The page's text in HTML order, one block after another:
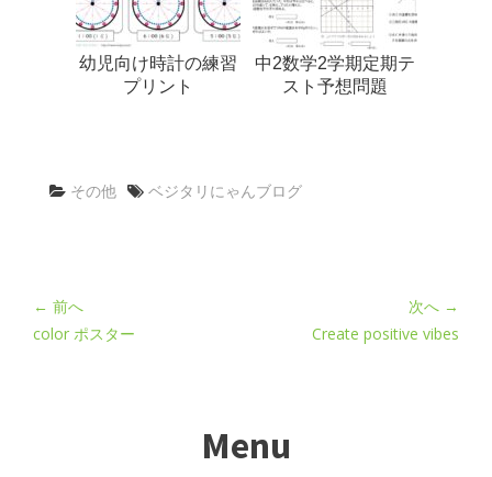
幼児向け時計の練習
プリント
中2数学2学期定期テ
スト予想問題
その他 ベジタリにゃんブログ
← 前へ
color ポスター
次へ →
Create positive vibes
Menu